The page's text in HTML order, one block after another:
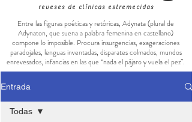
reveses de clínicas estremecidas
Entre las figuras poéticas y retóricas, Adynata (plural de
Adynaton, que suena a palabra femenina en castellano)
compone lo imposible. Procura insurgencias, exageraciones
paradojales, lenguas inventadas, disparates colmados, mundos
enrevesados, infancias en las que “nada el pájaro y vuela el pez”.
Entrada
Todas